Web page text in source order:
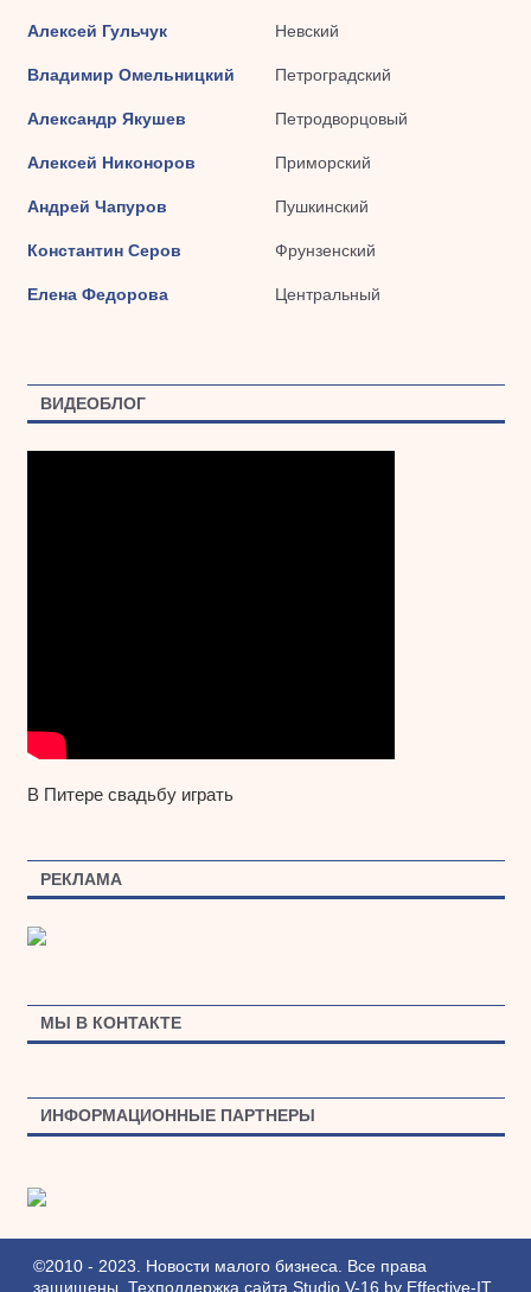
Алексей Гульчук Невский
Владимир Омельницкий Петроградский
Александр Якушев Петродворцовый
Алексей Никоноров Приморский
Андрей Чапуров Пушкинский
Константин Серов Фрунзенский
Елена Федорова Центральный
ВИДЕОБЛОГ
В Питере свадьбу играть
РЕКЛАМА
МЫ В КОНТАКТЕ
ИНФОРМАЦИОННЫЕ ПАРТНЕРЫ
©2010 - 2023. Новости малого бизнеса. Все права
защищены. Техподдержка сайта Studio V-16 by Effective-IT